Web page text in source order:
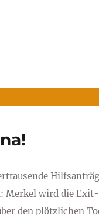
Merkel wird die
den plötzlichen